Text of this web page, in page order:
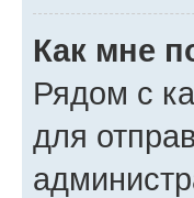
Как мне
Рядом с
для